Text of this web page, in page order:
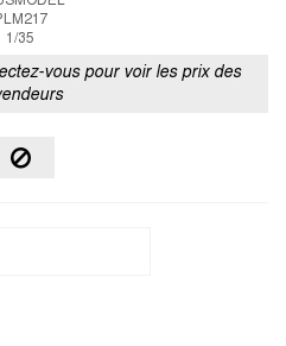
1/35
vous pour voir les prix des